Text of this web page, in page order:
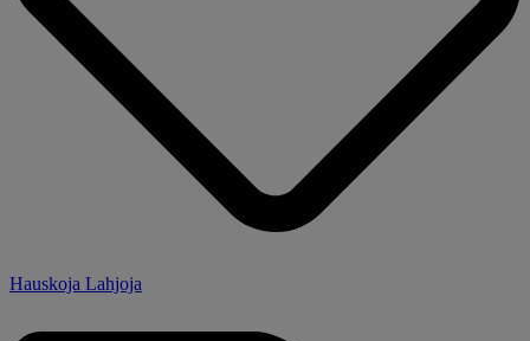
Hauskoja Lahjoja